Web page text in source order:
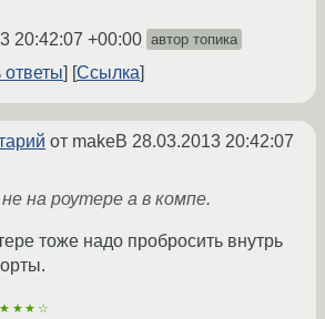
20:42:07 +00:00 автор топика
ответы Ссылка
от makeB 28.03.2013 20:42:07
на роутере а в компе.
тоже надо пробросить внутрь
★★★☆